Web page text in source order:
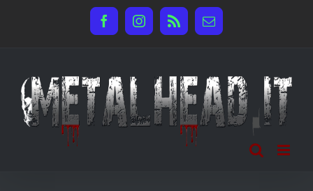
FacebookInstagram
Rss Email